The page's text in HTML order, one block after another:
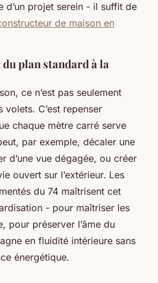
d’un projet serein - il suffit de
de maison en
plan standard à la
ce n’est pas seulement
C’est repenser
chaque mètre carré serve
par exemple, décaler une
d’une vue dégagée, ou créer
ouvert sur l’extérieur. Les
du 74 maîtrisent cet
- pour maîtriser les
pour préserver l’âme du
en fluidité intérieure sans
énergétique.